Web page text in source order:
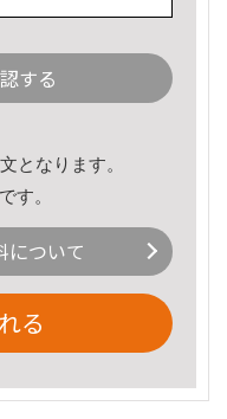
する
となります。
す。
について
る